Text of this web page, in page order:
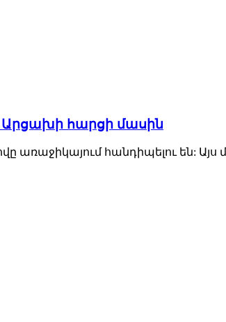
Արցախի հարցի մասին
հանդիպելու են: Այս